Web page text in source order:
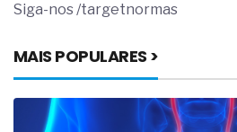
Siga-nos /targetnormas
MAIS POPULARES >